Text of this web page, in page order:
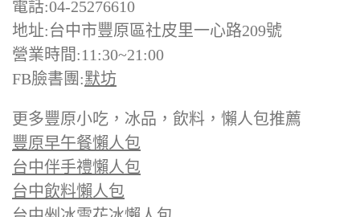
電話:04-25276610
地址:台中市豐原區社皮里一心路209號
營業時間:11:30~21:00
FB臉書團:默坊
更多豐原小吃，冰品，飲料，懶人包推薦
豐原早午餐懶人包
台中伴手禮懶人包
台中飲料懶人包